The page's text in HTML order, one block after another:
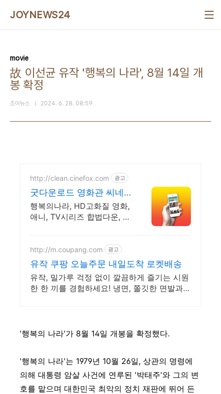
JOYNEWS24
movie
故 이선균 유작 '행복의 나라', 8월 14일 개
봉 확정
조이뉴스 2024. 6. 28. 08:59
http://clean.cinefox.com 광고
굿다운로드 영화관 씨네
폭스
행복의나라, HD고화질 영화,
애니, TV시리즈 합법다운, 스
http://m.coupang.com 광고
유작 쿠팡 오늘주문 내일도착 로켓배송
유작, 밀가루 걱정 없이 깔끔하게 즐기는 시원
한 한 끼를 경험하세요! 냉면, 쫄깃한 면발과
'행복의 나라'가 8월 14일 개봉을 확정했다.
'행복의 나라'는 1979년 10월 26일, 상관의 명령에
의해 대통령 암살 사건에 연루된 '박태주'와 그의 변
호를 맡으며 대한민국 최악의 정치 재판에 뛰어 든